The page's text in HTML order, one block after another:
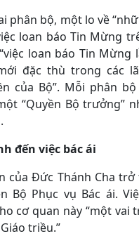
phân bộ, một lo về
loan báo Tin Mừng
loan báo Tin Mừng
đặc thù trong các
của Bộ”. Mỗi phân
“Quyền Bộ trưởng”
đến việc bác ái
của Đức Thánh Cha
Bộ Phục vụ Bác ái.
cơ quan này “một vai
triều.”